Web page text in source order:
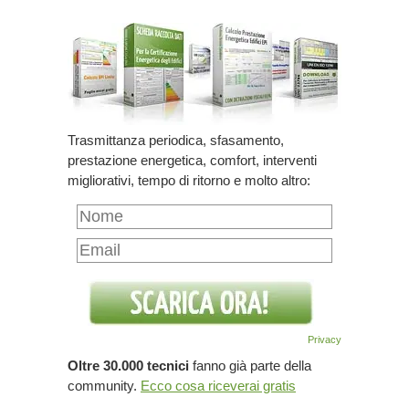
Trasmittanza periodica, sfasamento,
prestazione energetica, comfort, interventi
migliorativi, tempo di ritorno e molto altro:
Privacy
Oltre 30.000 tecnici fanno già parte della
community. Ecco cosa riceverai gratis